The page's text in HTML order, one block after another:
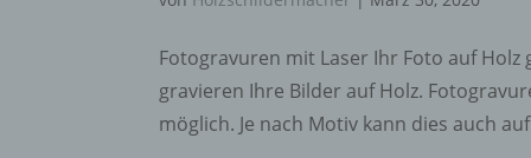
Fotogravuren mit Laser Ihr Foto auf
gravieren Ihre Bilder auf Holz.
möglich. Je nach Motiv kann dies auch